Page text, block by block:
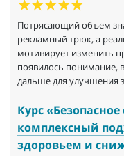
Потрясающий объем
рекламный трюк, а
мотивирует изменить
появилось понимание,
дальше для улучшения
Курс
комплексный
здоровьем и